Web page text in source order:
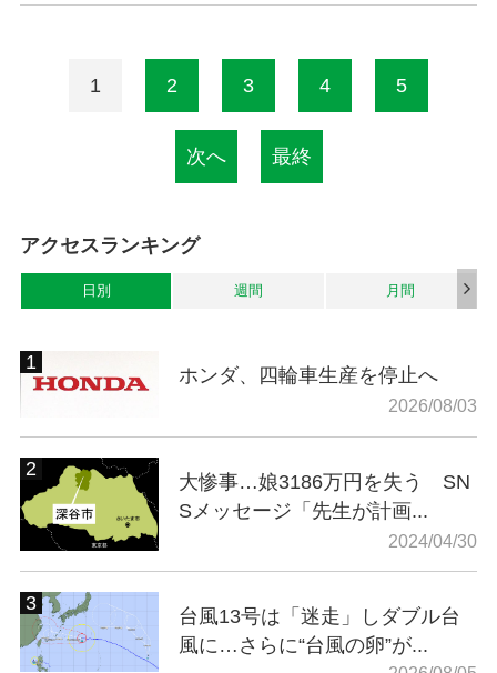
1 2 3 4 5
次へ 最終
アクセスランキング
日別 週間 月間
ホンダ、四輪車生産を停止へ
2026/08/03
大惨事…娘3186万円を失う SN
Sメッセージ「先生が計画...
2024/04/30
台風13号は「迷走」しダブル台
風に…さらに“台風の卵”が...